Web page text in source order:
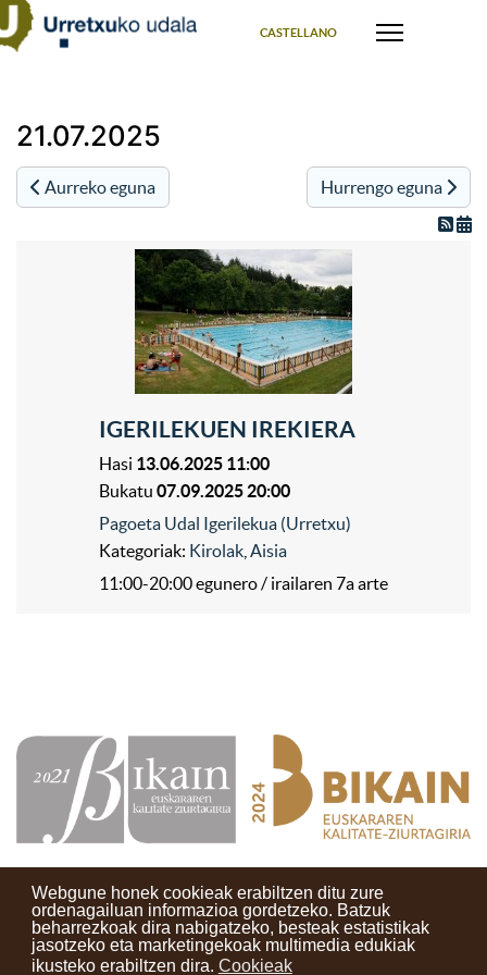
Webgune honek cookieak erabiltzen ditu zure
ordenagailuan informazioa gordetzeko. Batzuk
beharrezkoak dira nabigatzeko, besteak estatistikak
jasotzeko eta marketingekoak multimedia edukiak
ikusteko erabiltzen dira. Cookieak
CASTELLANO
21.07.2025
Aurreko eguna Hurrengo eguna
IGERILEKUEN IREKIERA
Hasi 13.06.2025 11:00
Bukatu 07.09.2025 20:00
Pagoeta Udal Igerilekua (Urretxu)
Kategoriak: Kirolak Aisia
11:00-20:00 egunero / irailaren 7a arte
Kontaktuak Erabilera baldintzak Lege oharra
Berriak